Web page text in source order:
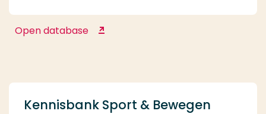
Open database Invert
Kennisbank Sport & Bewegen